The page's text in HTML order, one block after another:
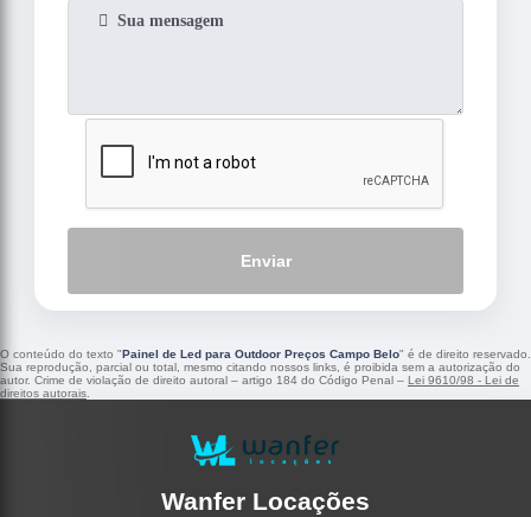
Enviar
O conteúdo do texto "Painel de Led para Outdoor Preços Campo Belo" é de direito reservado.
Sua reprodução, parcial ou total, mesmo citando nossos links, é proibida sem a autorização do
autor. Crime de violação de direito autoral – artigo 184 do Código Penal – Lei 9610/98 - Lei de
direitos autorais
Wanfer Locações